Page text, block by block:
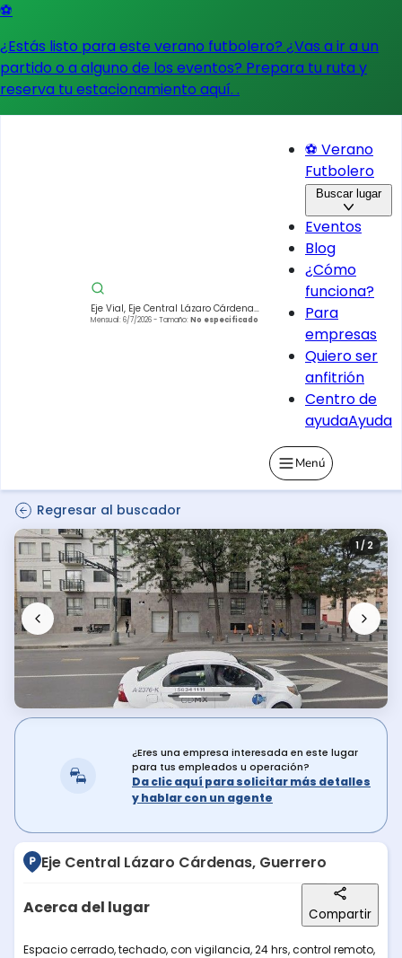
⚽
¿Estás listo para este verano futbolero? ¿Vas a ir a un
partido o a alguno de los eventos? Prepara tu ruta y
reserva tu estacionamiento aquí. .
Eje Vial, Eje Central Lázaro Cárdenas
42, Guerrero, Cuauhtémoc, 06300
Mensual: 6/7/2026- Tamaño: No especificado
⚽ Verano
Futbolero
Buscar lugar
Eventos
Blog
¿Cómo
funciona?
Para
empresas
Quiero ser
anfitrión
Centro de
ayudaAyuda
Menú
Regresar al buscador
1 / 2
¿Eres una empresa interesada en este lugar
para tus empleados u operación?
Da clic aquí para solicitar más detalles
y hablar con un agente
Eje Central Lázaro Cárdenas, Guerrero
Acerca del lugar Compartir
Descripción del lugar
Espacio cerrado, techado, con vigilancia, 24 hrs, control remoto,